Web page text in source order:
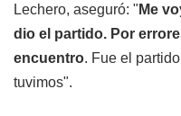
Lechero, aseguró: " Me
dio el partido. Por
encuentro. Fue el
tuvimos".